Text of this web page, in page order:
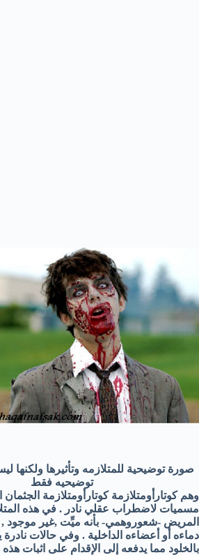
صورة توضيحية للمتلازمه وتأثيرها ولكنها
توضيحيه فقط
وهم كوتارأومتلازمة كوتارأومتلازمة الجثمان
مسميات لاضطراب عقلي نادر . في هذه
المريض -شعوروهمي- بأنه ميِّت ,غير موجود ,
دماءه أو أعضاءه الداخلية . وفي حالات
بالخلود مما يدفعه إلى الإقدام على اثبات